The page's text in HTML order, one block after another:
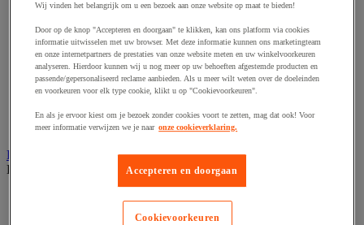
Dop en ratel
Gereedschapsset
Hamer en slagwerktuig
Momentsleutel en schroevendraaier
Schroevendraaier en schroefbit
Sleutel
Snijmes, schaar en zaag
Tang
Vijl, schuurvel, schaaf
Hardware
Bekijk de hele productgroep
Bevestigingsmagneet
Wij vinden het belangrijk om u een bezoek aan onze website op maat te bieden!
Door op de knop "Accepteren en doorgaan" te klikken, kan ons platform via cookies
informatie uitwisselen met uw browser. Met deze informatie kunnen ons marketingteam
en onze internetpartners de prestaties van onze website meten en uw winkelvoorkeuren
analyseren. Hierdoor kunnen wij u nog meer op uw behoeften afgestemde producten en
passende/gepersonaliseerd reclame aanbieden. Als u meer wilt weten over de doeleinden
en voorkeuren voor elk type cookie, klikt u op "Cookievoorkeuren".
En als je ervoor kiest om je bezoek zonder cookies voort te zetten, mag dat ook! Voor
meer informatie verwijzen we je naar onze cookieverklaring.
Accepteren en doorgaan
Cookievoorkeuren